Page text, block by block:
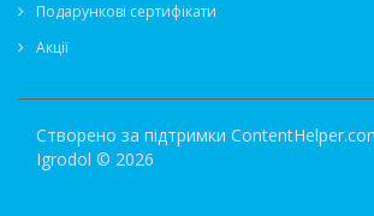
Подарункові сертифікати
Акції
Створено за підтримки
Igrodol © 2026